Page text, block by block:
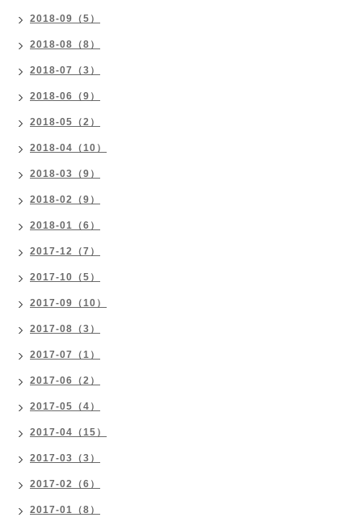
2018-09（5）
2018-08（8）
2018-07（3）
2018-06（9）
2018-05（2）
2018-04（10）
2018-03（9）
2018-02（9）
2018-01（6）
2017-12（7）
2017-10（5）
2017-09（10）
2017-08（3）
2017-07（1）
2017-06（2）
2017-05（4）
2017-04（15）
2017-03（3）
2017-02（6）
2017-01（8）